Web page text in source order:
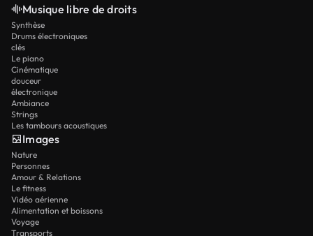
Musique libre de droits
Synthèse
Drums électroniques
clés
Le piano
Cinématique
douceur
électronique
Ambiance
Strings
Les tambours acoustiques
Images
Nature
Personnes
Amour & Relations
Le fitness
Vidéo aérienne
Alimentation et boissons
Voyage
Transports